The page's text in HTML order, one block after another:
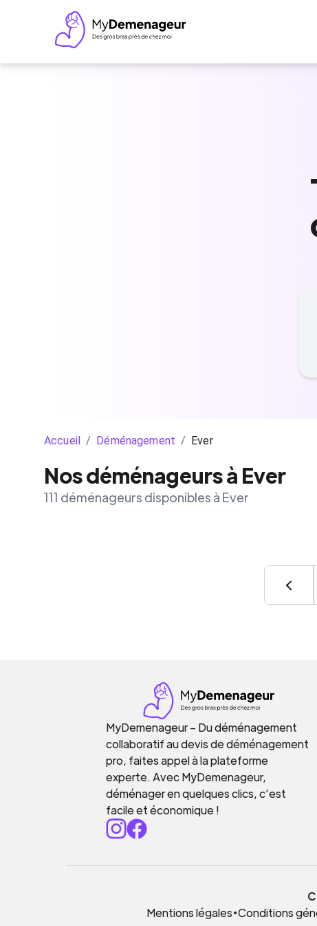
Accueil / Déménagement / Ever
Nos déménageurs à Ever
111 déménageurs disponibles à Ever
MyDemenageur – Du déménagement
collaboratif au devis de déménagement
pro, faites appel à la plateforme
experte. Avec MyDemenageur,
déménager en quelques clics, c’est
facile et économique !
Mentions légales•Conditions